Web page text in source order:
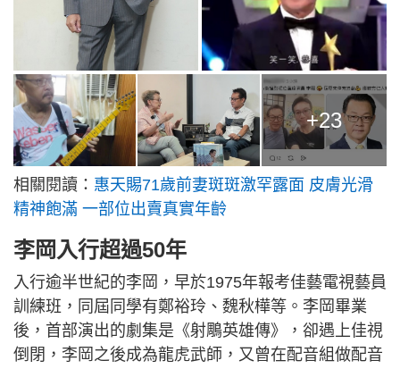
+23
相關閱讀： 惠天賜71歲前妻斑斑激罕露面 皮膚光滑
精神飽滿 一部位出賣真實年齡
李岡入行超過50年
入行逾半世紀的李岡，早於1975年報考佳藝電視藝員
訓練班，同屆同學有鄭裕玲、魏秋樺等。李岡畢業
後，首部演出的劇集是《射鵰英雄傳》，卻遇上佳視
倒閉，李岡之後成為龍虎武師，又曾在配音組做配音